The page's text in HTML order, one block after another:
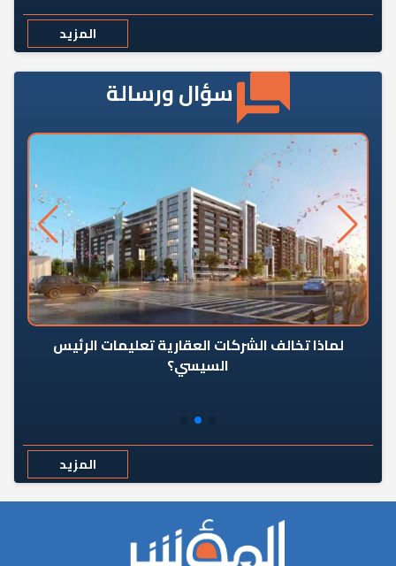
المزيد
سؤال ورسالة
لماذا تخالف الشركات العقارية تعليمات الرئيس
السيسي؟
المزيد